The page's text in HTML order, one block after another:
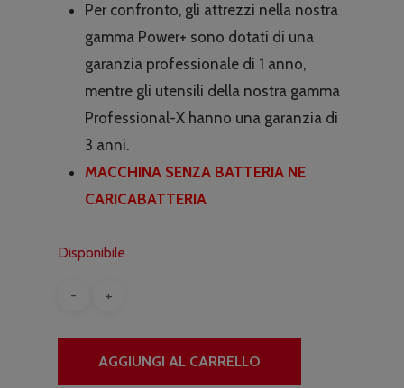
Per confronto, gli attrezzi nella nostra
gamma Power+ sono dotati di una
garanzia professionale di 1 anno,
mentre gli utensili della nostra gamma
Professional-X hanno una garanzia di
3 anni.
MACCHINA SENZA BATTERIA NE
CARICABATTERIA
Disponibile
AGGIUNGI AL CARRELLO